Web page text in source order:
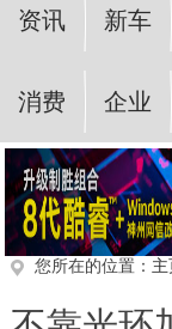
资讯 新车
消费 企业
您所在的位置： 主